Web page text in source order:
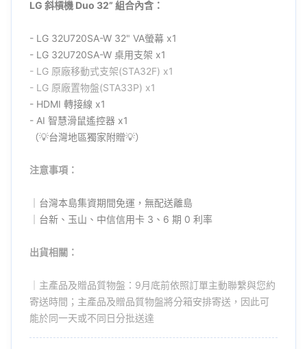
LG 斜槓機 Duo 32” 組合內含：
- LG 32U720SA-W 32" VA螢幕 x1
- LG 32U720SA-W 桌用支架 x1
- LG 原廠移動式支架(STA32F) x1
- LG 原廠置物盤(STA33P) x1
- HDMI 轉接線 x1
- AI 智慧滑鼠遙控器 x1
（💡台灣地區獨家附贈💡）
注意事項：
｜台灣本島集資期間免運，無配送離島
｜台新、玉山、中信信用卡 3、6 期 0 利率
出貨相關：
｜主產品及贈品質物盤：9月底前依照訂單主動聯繫與您約
寄送時間；主產品及贈品質物盤將分箱安排寄送，因此可
能於同一天或不同日分批送達